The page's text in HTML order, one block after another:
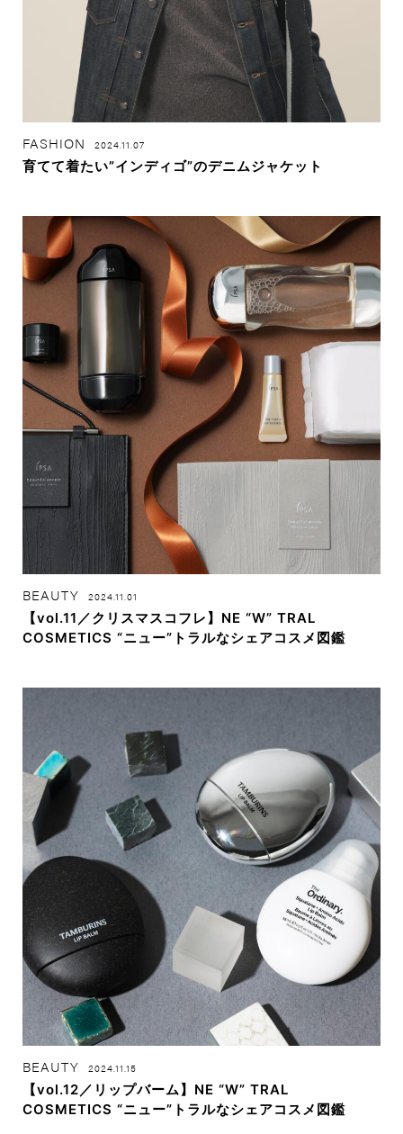
FASHION 2024.11.07
育てて着たい”インディゴ”のデニムジャケット
BEAUTY 2024.11.01
【vol.11／クリスマスコフレ】NE “W” TRAL
COSMETICS “ニュー”トラルなシェアコスメ図鑑
BEAUTY 2024.11.15
【vol.12／リップバーム】NE “W” TRAL
COSMETICS “ニュー”トラルなシェアコスメ図鑑